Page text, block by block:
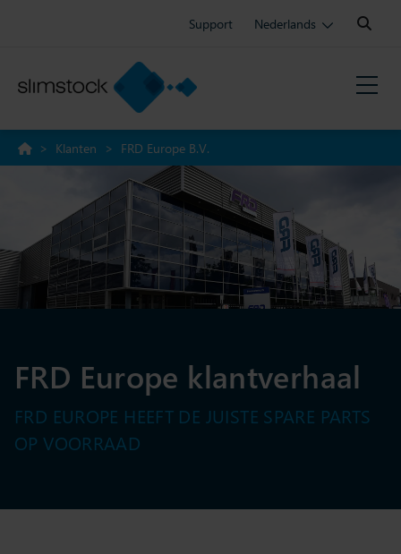
Support Nederlands
Search:
> Klanten > FRD Europe B.V.
FRD Europe klantverhaal
FRD EUROPE HEEFT DE JUISTE SPARE PARTS
OP VOORRAAD